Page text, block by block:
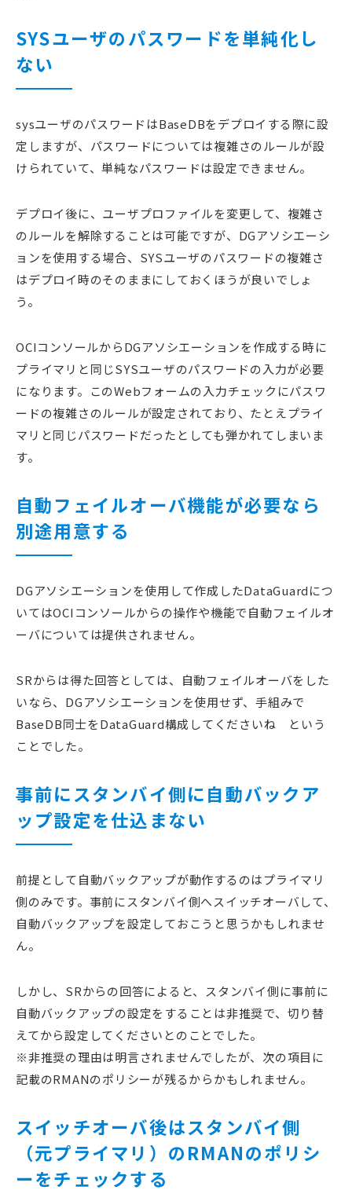
SYSユーザのパスワードを単純化し
ない
sysユーザのパスワードはBaseDBをデプロイする際に設
定しますが、パスワードについては複雑さのルールが設
けられていて、単純なパスワードは設定できません。
デプロイ後に、ユーザプロファイルを変更して、複雑さ
のルールを解除することは可能ですが、DGアソシエーシ
ョンを使用する場合、SYSユーザのパスワードの複雑さ
はデプロイ時のそのままにしておくほうが良いでしょ
う。
OCIコンソールからDGアソシエーションを作成する時に
プライマリと同じSYSユーザのパスワードの入力が必要
になります。このWebフォームの入力チェックにパスワ
ードの複雑さのルールが設定されており、たとえプライ
マリと同じパスワードだったとしても弾かれてしまいま
す。
自動フェイルオーバ機能が必要なら
別途用意する
DGアソシエーションを使用して作成したDataGuardにつ
いてはOCIコンソールからの操作や機能で自動フェイルオ
ーバについては提供されません。
SRからは得た回答としては、自動フェイルオーバをした
いなら、DGアソシエーションを使用せず、手組みで
BaseDB同士をDataGuard構成してくださいね という
ことでした。
事前にスタンバイ側に自動バックア
ップ設定を仕込まない
前提として自動バックアップが動作するのはプライマリ
側のみです。事前にスタンバイ側へスイッチオーバして、
自動バックアップを設定しておこうと思うかもしれませ
ん。
しかし、SRからの回答によると、スタンバイ側に事前に
自動バックアップの設定をすることは非推奨で、切り替
えてから設定してくださいとのことでした。
※非推奨の理由は明言されませんでしたが、次の項目に
記載のRMANのポリシーが残るからかもしれません。
スイッチオーバ後はスタンバイ側
（元プライマリ）のRMANのポリシ
ーをチェックする